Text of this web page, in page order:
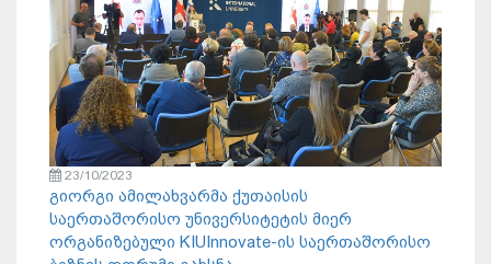
23/10/2023
გიორგი ამილახვარმა ქუთაისის
საერთაშორისო უნივერსიტეტის მიერ
ორგანიზებული KIUInnovate-ის საერთაშორისო